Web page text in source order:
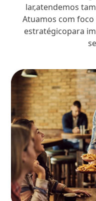
lar,atendemos
Atuamos com
estratégicopara